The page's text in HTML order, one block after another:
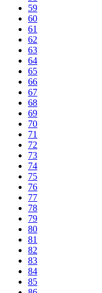
59
60
61
62
63
64
65
66
67
68
69
70
71
72
73
74
75
76
77
78
79
80
81
82
83
84
85